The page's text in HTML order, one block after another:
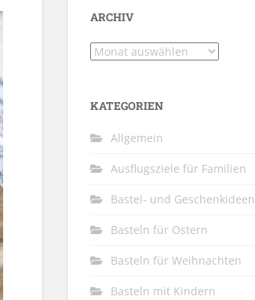
ARCHIV
Archiv
KATEGORIEN
Allgemein
Ausflugsziele für Familien
Bastel- und Geschenkideen
Basteln für Ostern
Basteln für Weihnachten
Basteln mit Kindern